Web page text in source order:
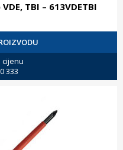
TBI – 613VDETBI
cijenu
333